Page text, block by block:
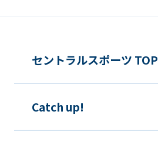
セントラルスポーツ TOP
Catch up!